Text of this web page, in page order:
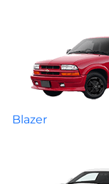
Blazer